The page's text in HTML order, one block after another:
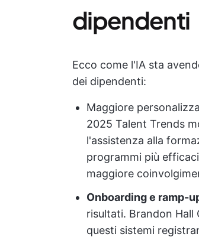
dipendenti
Ecco come l'IA sta
dei dipendenti:
Maggiore
2025 Talent Trends
l'assistenza alla
programmi più
maggiore
Onboarding e ramp-
risultati. Brandon
questi sistemi